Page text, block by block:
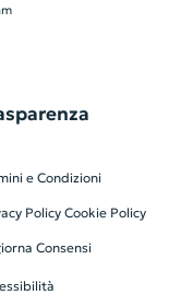
e Condizioni
Policy Cookie Policy
Consensi